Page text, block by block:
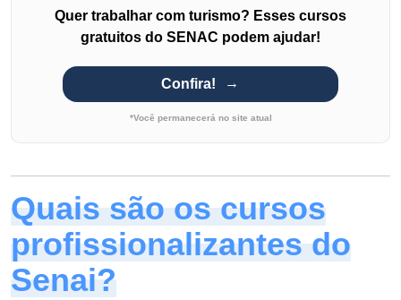
Quer trabalhar com turismo? Esses cursos
gratuitos do SENAC podem ajudar!
Confira!
*Você permanecerá no site atual
Quais são os cursos
profissionalizantes do
Senai?